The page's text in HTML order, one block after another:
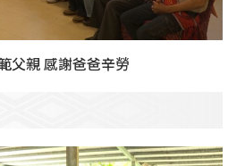
父親 感謝爸爸辛勞